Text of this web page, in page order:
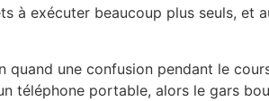
à exécuter beaucoup plus seuls,
une confusion pendant le
téléphone portable, alors le gars